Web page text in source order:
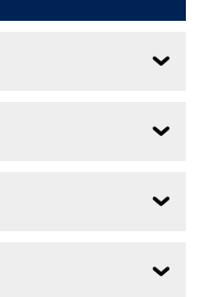



